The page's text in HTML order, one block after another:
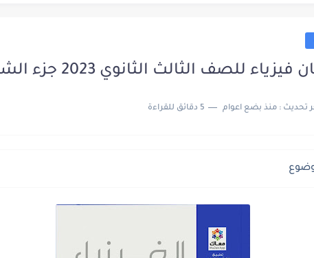
خالد صقر مراجعة نهائية كيمياء للصف الثالث الثانوي 2025
الامتحانات خالد صقر مراجعة نهائية كيمياء للصف الثالث الثانوي...
المنهج محمود مجدي مراجعة نهائية فيزياء للصف الثالث الثانوي...
للصف الثالث الثانوي 2023 جزء الشرح
تحديث : منذ بضع اعوام 5 دقائق للقراءة